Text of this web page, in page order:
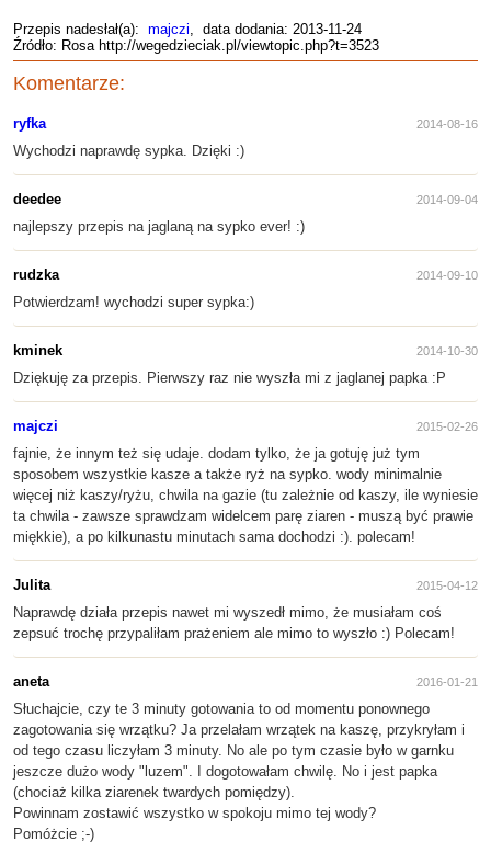
Przepis nadesłał(a): majczi, data dodania: 2013-11-24
Źródło: Rosa http://wegedzieciak.pl/viewtopic.php?t=3523
Komentarze:
ryfka 2014-08-16
Wychodzi naprawdę sypka. Dzięki :)
deedee 2014-09-04
najlepszy przepis na jaglaną na sypko ever! :)
rudzka 2014-09-10
Potwierdzam! wychodzi super sypka:)
kminek 2014-10-30
Dziękuję za przepis. Pierwszy raz nie wyszła mi z jaglanej papka :P
majczi 2015-02-26
fajnie, że innym też się udaje. dodam tylko, że ja gotuję już tym
sposobem wszystkie kasze a także ryż na sypko. wody minimalnie
więcej niż kaszy/ryżu, chwila na gazie (tu zależnie od kaszy, ile wyniesie
ta chwila - zawsze sprawdzam widelcem parę ziaren - muszą być prawie
miękkie), a po kilkunastu minutach sama dochodzi :). polecam!
Julita 2015-04-12
Naprawdę działa przepis nawet mi wyszedł mimo, że musiałam coś
zepsuć trochę przypaliłam prażeniem ale mimo to wyszło :) Polecam!
aneta 2016-01-21
Słuchajcie, czy te 3 minuty gotowania to od momentu ponownego
zagotowania się wrzątku? Ja przelałam wrzątek na kaszę, przykryłam i
od tego czasu liczyłam 3 minuty. No ale po tym czasie było w garnku
jeszcze dużo wody "luzem". I dogotowałam chwilę. No i jest papka
(chociaż kilka ziarenek twardych pomiędzy).
Powinnam zostawić wszystko w spokoju mimo tej wody?
Pomóżcie ;-)